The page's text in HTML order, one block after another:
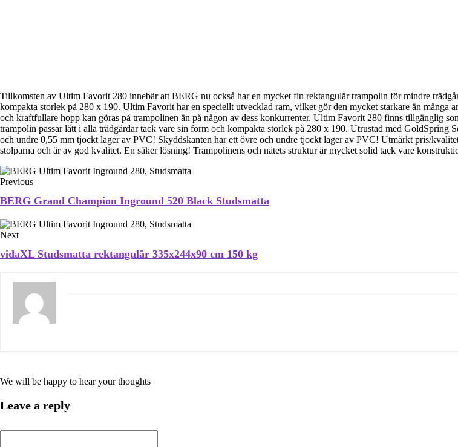
Tillkomsten av Ultim Favorit 280 innebär att BERG nu också har en mycket fin rektangulär trampolin för mindre
kompakta storlek på 280 x 190. Ultim Favorit har en speciellt utvecklad ram, vilket gör den mycket starkare än
och kraftfullare hopp kan göras på trampolinen än på någon av dess konkurrenter. Ultim Favorit 280 finns tillgänglig
trampolin passar lätt i alla trädgårdar tack vare sin form och kompakta storlek på 280 x 190. Utrustad med
och undre 0,55 mm tjockt lager av PVC! Skyddskanten har ett övre och undre tjockt lager av PVC! Utmärkt pris/
stolparna och är av god kvalitet. En säker lösning! Trampolinens och nätets struktur är mycket solid tack vare
Previous
BERG Grand Champion Inground 520 Black Studsmatta
Next
vidaXL Studsmatta rektangulär 335x244x90 cm 150 kg
We will be happy to hear your thoughts
Leave a reply